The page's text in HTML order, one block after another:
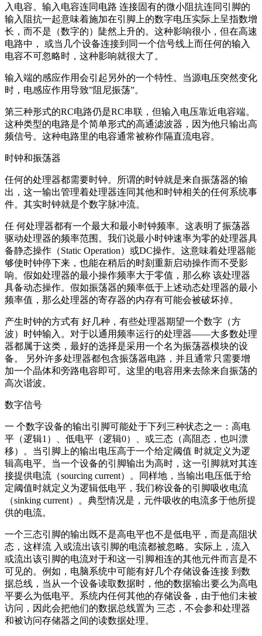
入电容。输入电容连同电路 连接固有的微小阻抗连同引脚的
输入阻抗一起意味着施加在引脚上的数字电压实际上呈指数增
长，而不是（数字的）陡然上升的。这种影响很小，但在高速
电路中， 或当几个设备连接到同一个信号线上而任何的输入
电容不可忽略时，这种影响就很大了。
输入端的感应作用会引起另外的一个特性。当源电压突然变化
时，电感应作用导致”阻尼振荡”。
第三种形式的RC电路仍是RC串联，但输入电压靠近电容端。
这种类型的电路是个简单形式的高通滤波器，因为他只输出高
频信号。这种电路里的电容通常被称作隔直流电容。
时钟和振荡器
任何的处理器都需要时钟。所谓的时钟就是来自振荡器的输
出，这一输出管理着处理器连同其他和时钟相关的任何系统事
件。其实时钟就是个数字脉冲流。
任 何处理器都有一个最大和最小时钟频率。这表明了振荡器
驱动处理器的频率范围。我们说最小时钟速率为零的处理器具
备静态操作（Static Operation）或DC操作。这意味着处理器能
够使时钟停下来，也能在稍后的时刻重新启动操作而不受影
响。假如处理器的最小操作频率大于零值，那么称 该处理器
具备动态操作。假如振荡器的频率低于上述动态处理器的最小
频率值，那么处理器的寄存器的内存有可能会被破坏掉。
产生时钟的方式有 好几种，有些处理器期望一个数字（方
波）时钟输入。对于以通用频率运行的处理器——大多数处理
器都属于这类，最好的选择是采用一个名为振荡器模块的设
备。 另外许多处理器都包含振荡器电路，并且通常只需要增
加一个晶体和旁路电容即可。这里的电容用来去除来自振荡的
高次谐波。
数字信号
一 个数字设备的输出引脚可能处于下列三种状态之一：高电
平（逻辑1）、低电平（逻辑0）、或三态（高阻态，也叫漂
移）。当引脚上的输出电压高于一个给定阈值 时就定义为逻
辑高电平。当一个设备的引脚输出为高时，这一引脚就对其连
接提供电流（sourcing current）。同样地，当输出电压低于给
定阈值时就定义为逻辑低电平，我们称设备的引脚吸收电流
（sinking current）。典型情况是，元件吸收的电流多于他所提
供的电流。
一个三态引脚的输出既不是高电平也不是低电平，而是高阻状
态，这样流 入或流出该引脚的电流都被忽略。实际上，流入
或流出该引脚的电流对于和这一引脚相连的其他元件而言是不
可见的。例如，电脑系统中可能有好几个存储设备连接 到数
据总线，当从一个设备读取数据时，他的数据输出要么为高电
平要么为低电平。系统内任何其他的存储设备，由于他们未被
访问，因此会把他们的数据总线置为 三态，不会参和处理器
和被访问存储器之间的读数据处理。